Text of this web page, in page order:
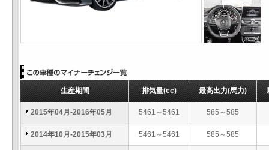
生産期間 排気量(cc) 最高出力(馬力)
2015年04月-2016年05月 5461～5461 585～585
2014年10月-2015年03月 5461～5461 585～585